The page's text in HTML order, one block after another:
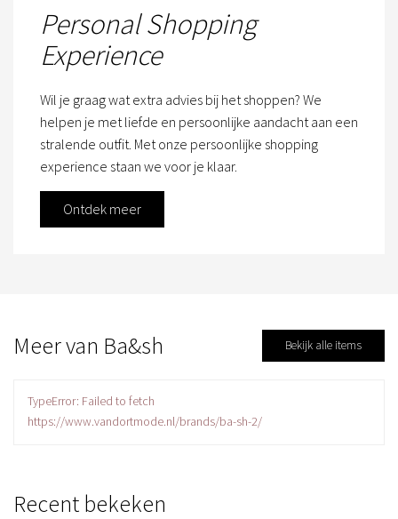
Personal Shopping
Experience
Wil je graag wat extra advies bij het shoppen? We
helpen je met liefde en persoonlijke aandacht aan een
stralende outfit. Met onze persoonlijke shopping
experience staan we voor je klaar.
Ontdek meer
Meer van Ba&sh Bekijk alle items
TypeError: Failed to fetch
https://www.vandortmode.nl/brands/ba-sh-2/
Recent bekeken